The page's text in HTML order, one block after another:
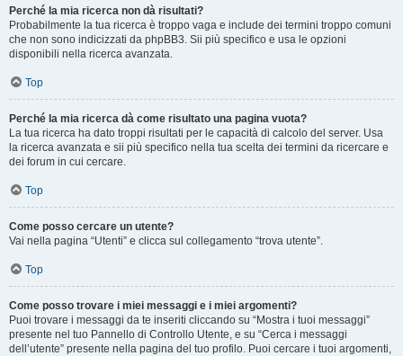
Perché la mia ricerca non dà risultati?
Probabilmente la tua ricerca è troppo vaga e include dei termini troppo comuni
che non sono indicizzati da phpBB3. Sii più specifico e usa le opzioni
disponibili nella ricerca avanzata.
Top
Perché la mia ricerca dà come risultato una pagina vuota?
La tua ricerca ha dato troppi risultati per le capacità di calcolo del server. Usa
la ricerca avanzata e sii più specifico nella tua scelta dei termini da ricercare e
dei forum in cui cercare.
Top
Come posso cercare un utente?
Vai nella pagina “Utenti” e clicca sul collegamento “trova utente”.
Top
Come posso trovare i miei messaggi e i miei argomenti?
Puoi trovare i messaggi da te inseriti cliccando su “Mostra i tuoi messaggi”
presente nel tuo Pannello di Controllo Utente, e su “Cerca i messaggi
dell’utente” presente nella pagina del tuo profilo. Puoi cercare i tuoi argomenti,